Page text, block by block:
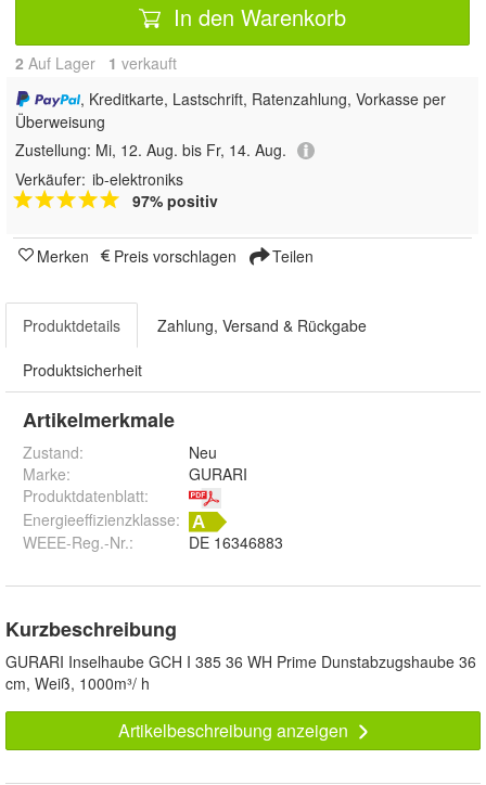
In den Warenkorb
2 Auf Lager 1 verkauft
, Kreditkarte, Lastschrift, Ratenzahlung, Vorkasse per
Überweisung
Zustellung: Mi, 12. Aug. bis Fr, 14. Aug.
Verkäufer: ib-elektroniks
97% positiv
Merken Preis vorschlagen Teilen
Produktdetails Zahlung, Versand & Rückgabe
Produktsicherheit
Artikelmerkmale
Zustand:
Neu
Marke:
GURARI
Produktdatenblatt:
Energieeffizienzklasse:
WEEE-Reg.-Nr.: DE 16346883
Kurzbeschreibung
GURARI Inselhaube GCH I 385 36 WH Prime Dunstabzugshaube 36
cm, Weiß, 1000m³/ h
Artikelbeschreibung anzeigen